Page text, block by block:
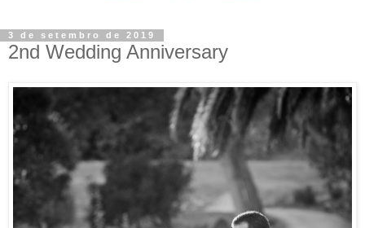
3 de setembro de 2019
2nd Wedding Anniversary